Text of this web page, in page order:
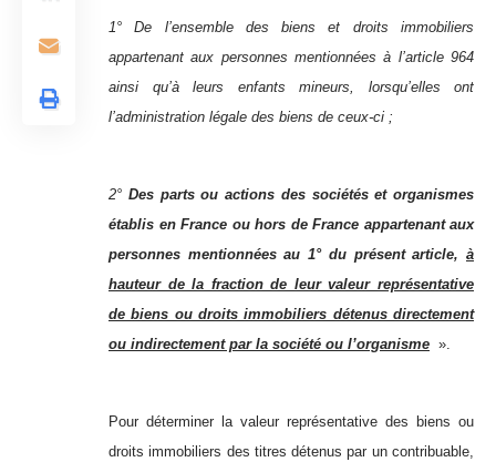
1° De l’ensemble des biens et droits immobiliers
appartenant aux personnes mentionnées à l’article 964
ainsi qu’à leurs enfants mineurs, lorsqu’elles ont
l’administration légale des biens de ceux-ci ;
2° Des parts ou actions des sociétés et organismes
établis en France ou hors de France appartenant aux
personnes mentionnées au 1° du présent article, à
hauteur de la fraction de leur valeur représentative
de biens ou droits immobiliers détenus directement
ou indirectement par la société ou l’organisme ».
Pour déterminer la valeur représentative des biens ou
droits immobiliers des titres détenus par un contribuable,